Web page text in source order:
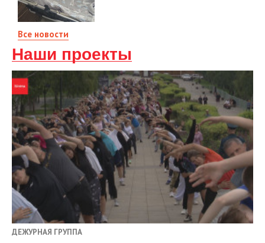
Все новости
Наши проекты
ДЕЖУРНАЯ ГРУППА